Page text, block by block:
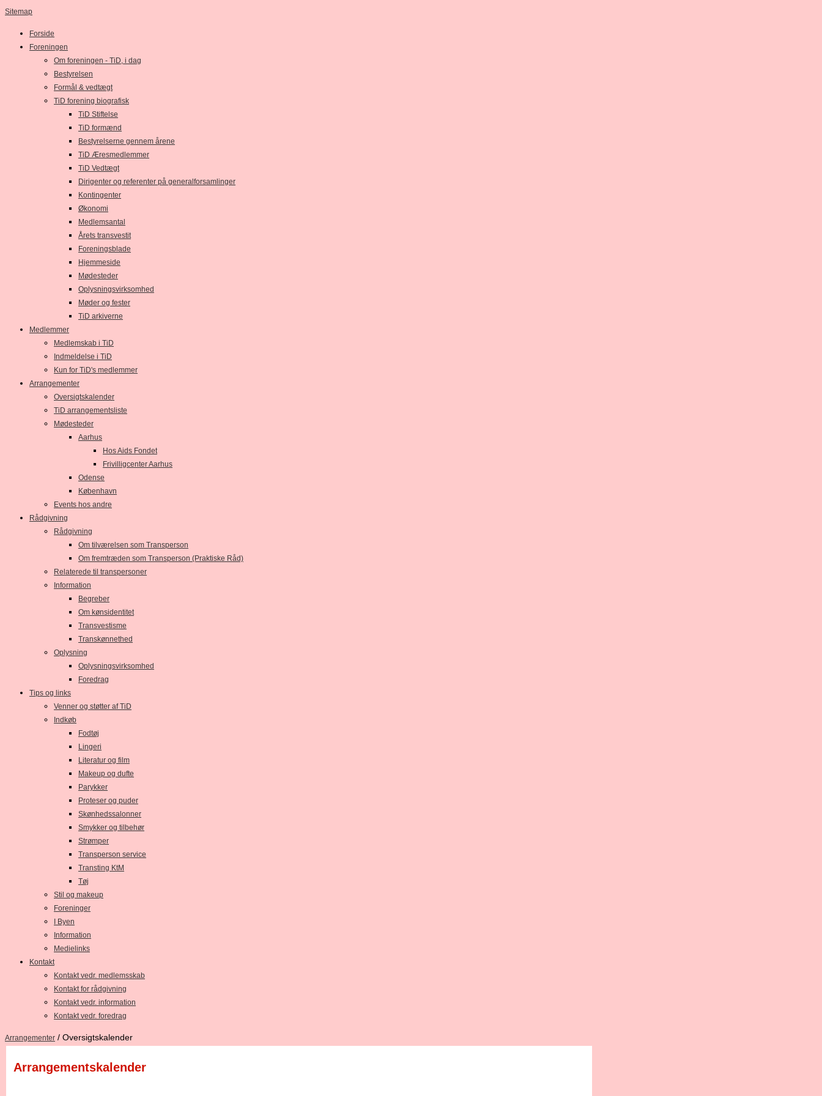
Sitemap
Forside
Foreningen
Om foreningen - TiD, i dag
Bestyrelsen
Formål & vedtægt
TiD forening biografisk
TiD Stiftelse
TiD formænd
Bestyrelserne gennem årene
TiD Æresmedlemmer
TiD Vedtægt
Dirigenter og referenter på generalforsamlinger
Kontingenter
Økonomi
Medlemsantal
Årets transvestit
Foreningsblade
Hjemmeside
Mødesteder
Oplysningsvirksomhed
Møder og fester
TiD arkiverne
Medlemmer
Medlemskab i TiD
Indmeldelse i TiD
Kun for TiD's medlemmer
Arrangementer
Oversigtskalender
TiD arrangementsliste
Mødesteder
Aarhus
Hos Aids Fondet
Frivilligcenter Aarhus
Odense
København
Events hos andre
Rådgivning
Rådgivning
Om tilværelsen som Transperson
Om fremtræden som Transperson (Praktiske Råd)
Relaterede til transpersoner
Information
Begreber
Om kønsidentitet
Transvestisme
Transkønnethed
Oplysning
Oplysningsvirksomhed
Foredrag
Tips og links
Venner og støtter af TiD
Indkøb
Fodtøj
Lingeri
Literatur og film
Makeup og dufte
Parykker
Proteser og puder
Skønhedssalonner
Smykker og tilbehør
Strømper
Transperson service
Transting KtM
Tøj
Stil og makeup
Foreninger
I Byen
Information
Medielinks
Kontakt
Kontakt vedr. medlemsskab
Kontakt for rådgivning
Kontakt vedr. information
Kontakt vedr. foredrag
Arrangementer / Oversigtskalender
Arrangementskalender